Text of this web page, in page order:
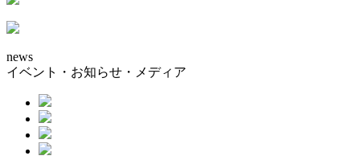
news
イベント・お知らせ・メディア